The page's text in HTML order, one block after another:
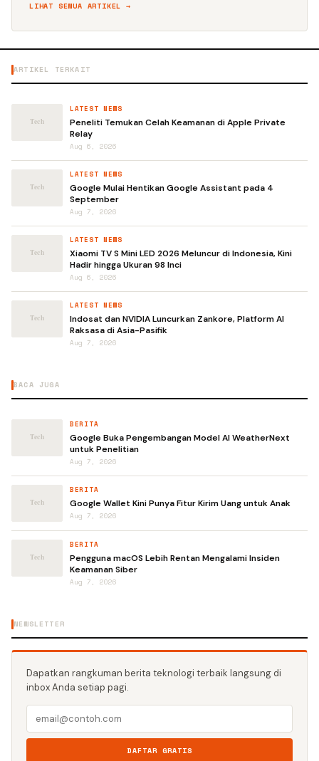
LIHAT SEMUA ARTIKEL →
ARTIKEL TERKAIT
LATEST NEWS
Peneliti Temukan Celah Keamanan di Apple Private
Relay
Aug 6, 2026
LATEST NEWS
Google Mulai Hentikan Google Assistant pada 4
September
Aug 7, 2026
LATEST NEWS
Xiaomi TV S Mini LED 2026 Meluncur di Indonesia, Kini
Hadir hingga Ukuran 98 Inci
Aug 6, 2026
LATEST NEWS
Indosat dan NVIDIA Luncurkan Zankore, Platform AI
Raksasa di Asia-Pasifik
Aug 7, 2026
BACA JUGA
BERITA
Google Buka Pengembangan Model AI WeatherNext
untuk Penelitian
Aug 7, 2026
BERITA
Google Wallet Kini Punya Fitur Kirim Uang untuk Anak
Aug 7, 2026
BERITA
Pengguna macOS Lebih Rentan Mengalami Insiden
Keamanan Siber
Aug 7, 2026
NEWSLETTER
Dapatkan rangkuman berita teknologi terbaik langsung di
inbox Anda setiap pagi.
DAFTAR GRATIS